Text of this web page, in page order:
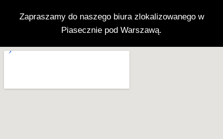
Zapraszamy do naszego biura zlokalizowanego w
Piasecznie pod Warszawą.